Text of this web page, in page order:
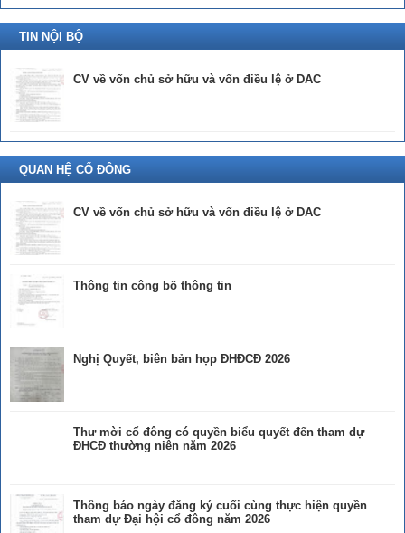
TIN NỘI BỘ
CV về vốn chủ sở hữu và vốn điều lệ ở DAC
QUAN HỆ CỔ ĐÔNG
CV về vốn chủ sở hữu và vốn điều lệ ở DAC
Thông tin công bố thông tin
Nghị Quyết, biên bản họp ĐHĐCĐ 2026
Thư mời cổ đông có quyền biểu quyết đến tham dự
ĐHCĐ thường niên năm 2026
Thông báo ngày đăng ký cuối cùng thực hiện quyền
tham dự Đại hội cổ đông năm 2026